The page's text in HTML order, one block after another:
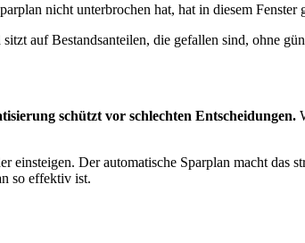
nicht unterbrochen hat, hat in diesem
auf Bestandsanteilen, die gefallen sind, ohne
schützt vor schlechten Entscheidungen.
einsteigen. Der automatische Sparplan macht
so effektiv ist.